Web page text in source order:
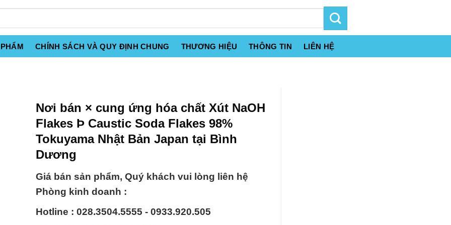
CHÍNH SÁCH VÀ QUY ĐỊNH CHUNG THƯƠNG HIỆU THÔNG TIN LIÊN HỆ
Nơi bán × cung ứng hóa chất Xút NaOH
Flakes Þ Caustic Soda Flakes 98%
Tokuyama Nhật Bản Japan tại Bình
Dương
Giá bán sản phẩm, Quý khách vui lòng liên hệ
Phòng kinh doanh :
Hotline : 028.3504.5555 - 0933.920.505